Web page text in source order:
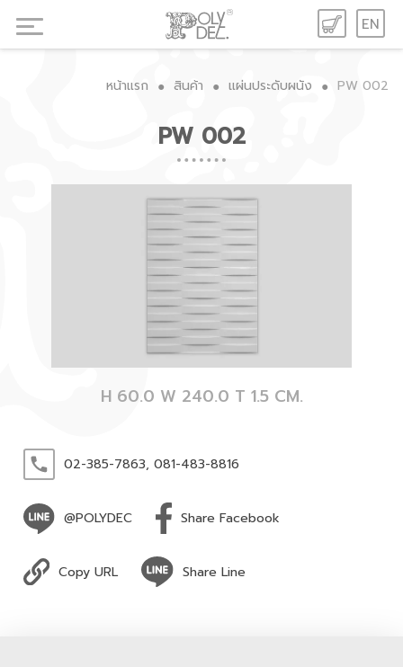
EN
หน้าแรก ● สินค้า ● แผ่นประดับผนัง ● PW 002
PW 002
H 60.0 W 240.0 T 1.5 CM.
02-385-7863, 081-483-8816
@POLYDEC Share Facebook
Copy URL Share Line